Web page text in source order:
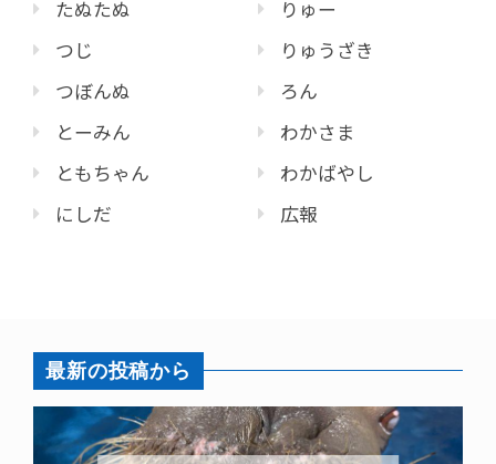
たぬたぬ
つじ
つぼんぬ
とーみん
ともちゃん
にしだ
りゅー
りゅうざき
ろん
わかさま
わかばやし
広報
最新の投稿から